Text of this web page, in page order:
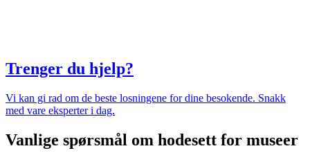
Trenger du hjelp?
Vi kan gi rad om de beste losningene for dine besokende. Snakk
med vare eksperter i dag.
Vanlige spørsmål om hodesett for museer